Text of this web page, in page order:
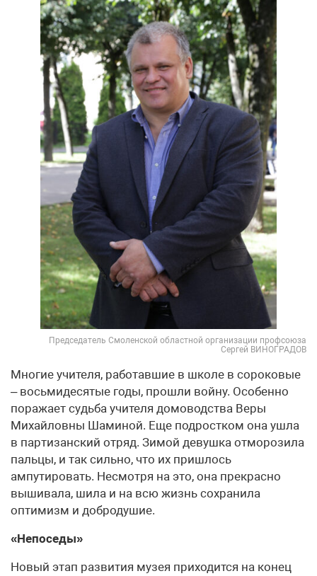
Председатель Смоленской областной организации профсоюза
Сергей ВИНОГРАДОВ
Многие учителя, работавшие в школе в сороковые
– восьмидесятые годы, прошли войну. Особенно
поражает судьба учителя домоводства Веры
Михайловны Шаминой. Еще подростком она ушла
в партизанский отряд. Зимой девушка отморозила
пальцы, и так сильно, что их пришлось
ампутировать. Несмотря на это, она прекрасно
вышивала, шила и на всю жизнь сохранила
оптимизм и добродушие.
«Непоседы»
Новый этап развития музея приходится на конец